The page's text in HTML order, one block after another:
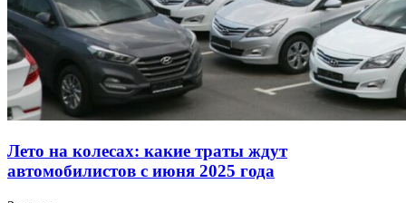
Лето на колесах: какие траты ждут
автомобилистов с июня 2025 года